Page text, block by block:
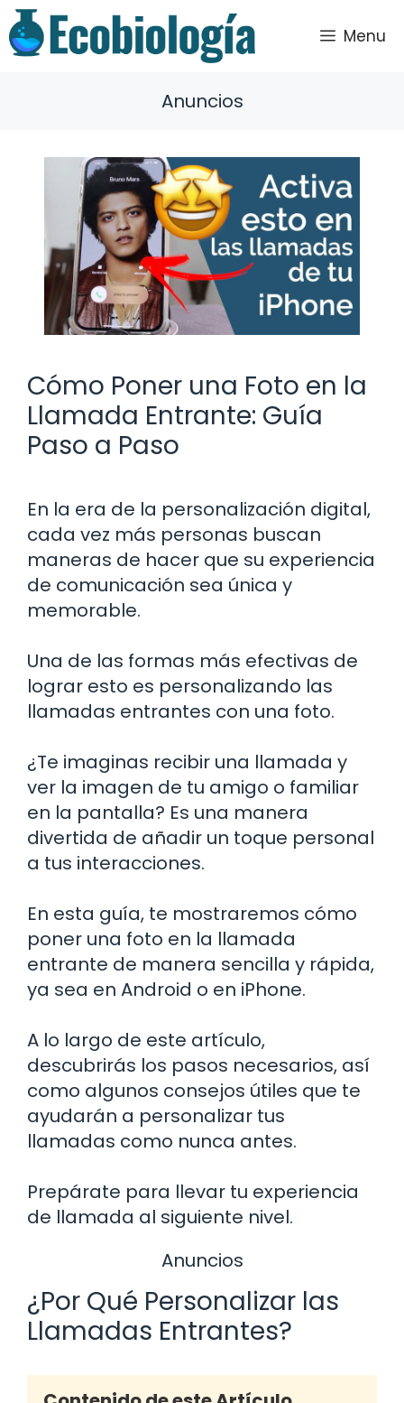
Saltar
al
contenido
Menu
Anuncios
Cómo Poner una Foto en la
Llamada Entrante: Guía
Paso a Paso
En la era de la personalización digital,
cada vez más personas buscan
maneras de hacer que su experiencia
de comunicación sea única y
memorable.
Una de las formas más efectivas de
lograr esto es personalizando las
llamadas entrantes con una foto.
¿Te imaginas recibir una llamada y
ver la imagen de tu amigo o familiar
en la pantalla? Es una manera
divertida de añadir un toque personal
a tus interacciones.
En esta guía, te mostraremos cómo
poner una foto en la llamada
entrante de manera sencilla y rápida,
ya sea en Android o en iPhone.
A lo largo de este artículo,
descubrirás los pasos necesarios, así
como algunos consejos útiles que te
ayudarán a personalizar tus
llamadas como nunca antes.
Prepárate para llevar tu experiencia
de llamada al siguiente nivel.
Anuncios
¿Por Qué Personalizar las
Llamadas Entrantes?